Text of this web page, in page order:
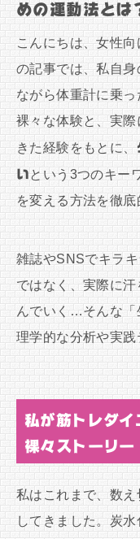
めの運動法とは
こんにちは、女性
の記事では、私自
ながら体重計に乗
裸々な体験と、実
きた経験をもとに、
いという3つのキー
を変える方法を徹底
雑誌やSNSでキラ
ではなく、実際に
んでいく…そんな「
理学的な分析や実践
私が筋トレダイ
裸々ストーリー
私はこれまで、数
してきました。炭